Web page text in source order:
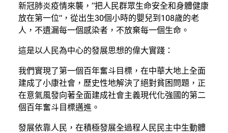
新冠肺炎疫情來襲，“把人民群眾生命安全和身體健康
放在第一位”，從出生30個小時的嬰兒到108歲的老
人，不遺漏每一個感染者，不放棄每一個生命。
這是以人民為中心的發展思想的偉大實踐：
我們實現了第一個百年奮斗目標，在中華大地上全面
建成了小康社會，歷史性地解決了絕對貧困問題，正
在意氣風發向著全面建成社會主義現代化強國的第二
個百年奮斗目標邁進。
發展依靠人民，在積極發展全過程人民民主中生動體